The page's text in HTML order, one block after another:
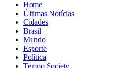
Home
Últimas Notícias
Cidades
Brasil
Mundo
Esporte
Política
Tempo Society